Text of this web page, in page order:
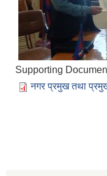
Supporting
नगर प्रमुख तथा